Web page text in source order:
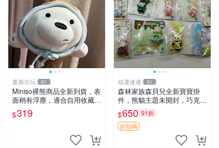
董爺古玩 61
Miniso裸熊商品全新到貨，表
面稍有浮塵，適合自用收藏嚴
選款。 裸熊 商品 裸熊玩偶
$319
福運連連 31
森林家族森貝兒全新寶寶掛
件，熊貓主題未開封，巧克力
兔牛奶兔郁金香兔貓吉娃娃嚴
選，適合收藏 熊貓 森林 寶寶
$650 91折
折扣碼